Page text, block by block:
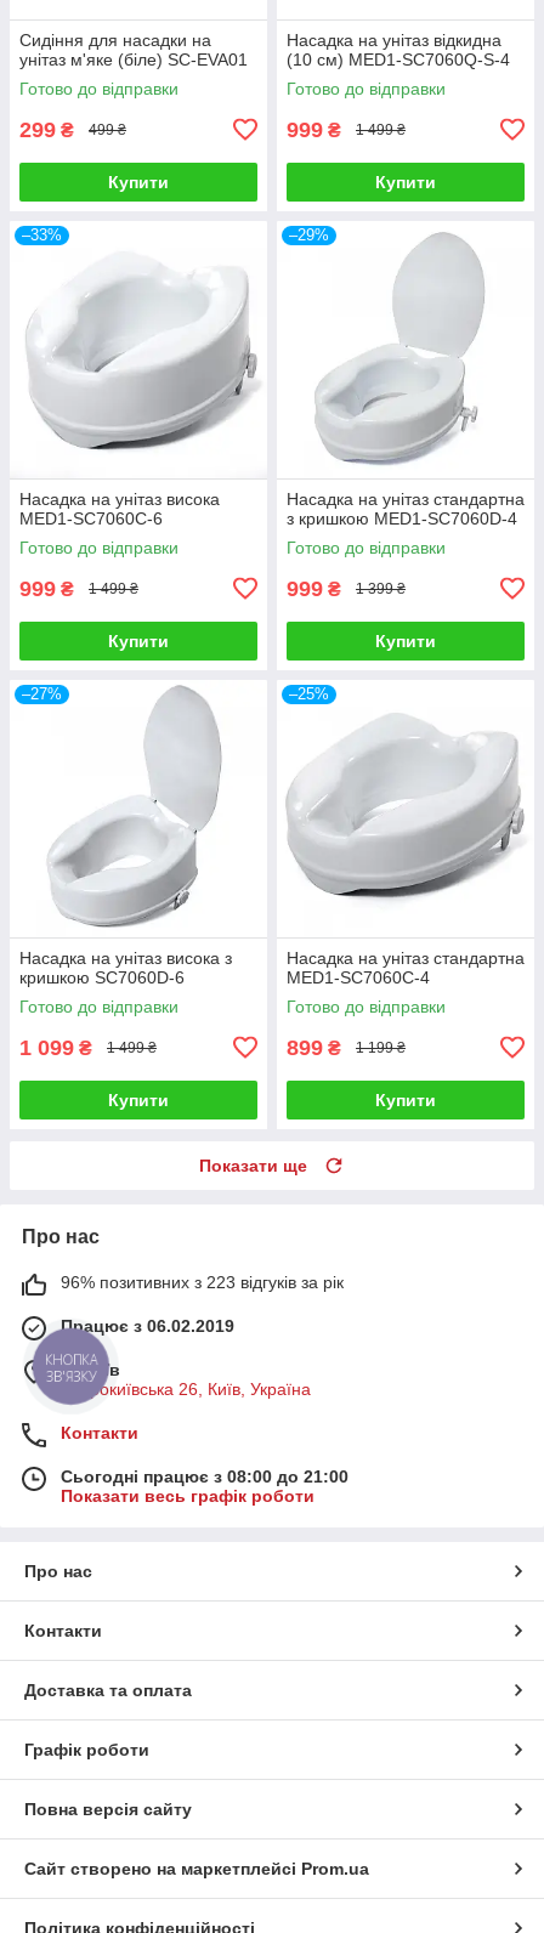
Сидіння для насадки на
унітаз м'яке (біле) SC-EVA01
Готово до відправки
299 ₴ 499 ₴
Купити
Насадка на унітаз відкидна
(10 см) MED1-SC7060Q-S-4
Готово до відправки
999 ₴ 1 499 ₴
Купити
–33%
Насадка на унітаз висока
MED1-SC7060C-6
Готово до відправки
999 ₴ 1 499 ₴
Купити
–29%
Насадка на унітаз стандартна
з кришкою MED1-SC7060D-4
Готово до відправки
999 ₴ 1 399 ₴
Купити
–27%
Насадка на унітаз висока з
кришкою SC7060D-6
Готово до відправки
1 099 ₴ 1 499 ₴
Купити
–25%
Насадка на унітаз стандартна
MED1-SC7060C-4
Готово до відправки
899 ₴ 1 199 ₴
Купити
Показати ще
Про нас
96% позитивних з 223 відгуків за рік
Працює з 06.02.2019
м. Київ
Старокиївська 26, Київ, Україна
Контакти
Сьогодні працює з 08:00 до 21:00
Показати весь графік роботи
Про нас
Контакти
Доставка та оплата
Графік роботи
Повна версія сайту
Сайт створено на маркетплейсі Prom.ua
Політика конфіденційності
КНОПКА
ЗВ'ЯЗКУ